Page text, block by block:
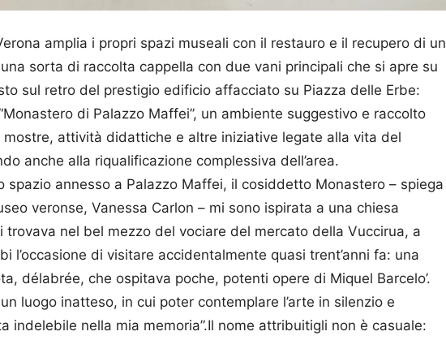
amplia i propri spazi museali con il restauro e il recupero di un
sorta di raccolta cappella con due vani principali che si apre su
sul retro del prestigio edificio affacciato su Piazza delle Erbe:
di Palazzo Maffei”, un ambiente suggestivo e raccolto
mostre, attività didattiche e altre iniziative legate alla vita del
anche alla riqualificazione complessiva dell’area.
spazio annesso a Palazzo Maffei, il cosiddetto Monastero – spiega
veronse, Vanessa Carlon – mi sono ispirata a una chiesa
trovava nel bel mezzo del vociare del mercato della Vuccirua, a
l’occasione di visitare accidentalmente quasi trent’anni fa: una
délabrée, che ospitava poche, potenti opere di Miquel Barcelo’.
luogo inatteso, in cui poter contemplare l’arte in silenzio e
indelebile nella mia memoria”.Il nome attribuitigli non è casuale: